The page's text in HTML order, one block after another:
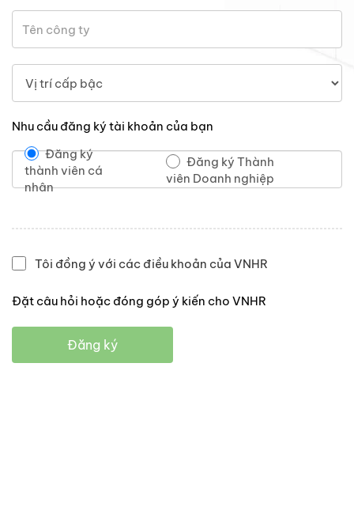
Nhu cầu đăng ký tài khoản của bạn
Đăng ký
thành viên cá
nhân
Đăng ký Thành
viên Doanh nghiệp
Tôi đồng ý với các điều khoản của VNHR
Đặt câu hỏi hoặc đóng góp ý kiến cho VNHR
Đăng ký